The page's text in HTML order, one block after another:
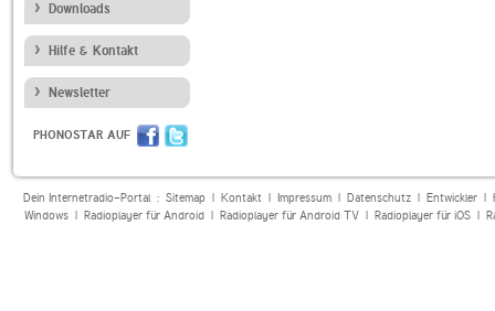
Downloads
Hilfe & Kontakt
Newsletter
PHONOSTAR AUF
Dein Internetradio-Portal : Sitemap| Kontakt| Impressum| Datenschutz| Entwickler|
Windows| Radioplayer für Android| Radioplayer für Android TV| Radioplayer für iOS|